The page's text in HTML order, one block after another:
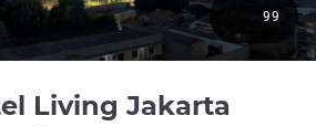
Living Jakarta
99